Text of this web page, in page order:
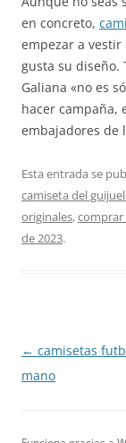
en concreto,
empezar a
gusta su diseño.
Galiana «no es
hacer campaña,
embajadores de
Esta entrada se
camiseta del
originales,comprar
de 2023.
Navegación
de
← camisetas
mano